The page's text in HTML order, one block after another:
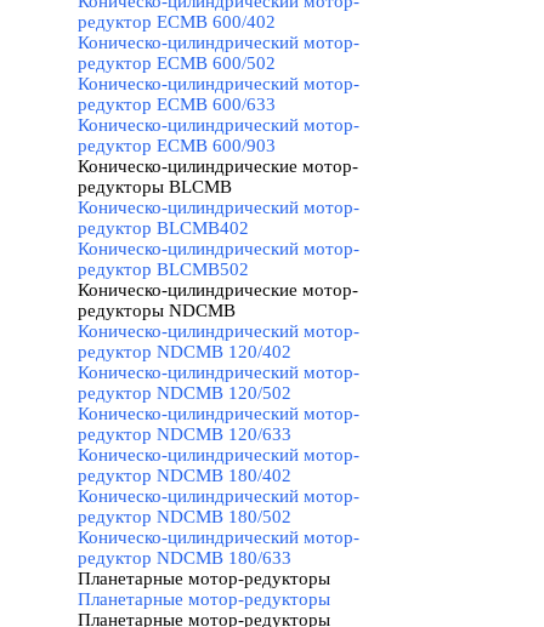
редуктор ECMB 600/402
Коническо-цилиндрический мотор-
редуктор ECMB 600/502
Коническо-цилиндрический мотор-
редуктор ECMB 600/633
Коническо-цилиндрический мотор-
редуктор ECMB 600/903
Коническо-цилиндрические мотор-
редукторы BLCMB
Коническо-цилиндрический мотор-
редуктор BLCMB402
Коническо-цилиндрический мотор-
редуктор BLCMB502
Коническо-цилиндрические мотор-
редукторы NDCMB
Коническо-цилиндрический мотор-
редуктор NDCMB 120/402
Коническо-цилиндрический мотор-
редуктор NDCMB 120/502
Коническо-цилиндрический мотор-
редуктор NDCMB 120/633
Коническо-цилиндрический мотор-
редуктор NDCMB 180/402
Коническо-цилиндрический мотор-
редуктор NDCMB 180/502
Коническо-цилиндрический мотор-
редуктор NDCMB 180/633
Планетарные мотор-редукторы
Планетарные мотор-редукторы
Планетарные мотор-редукторы